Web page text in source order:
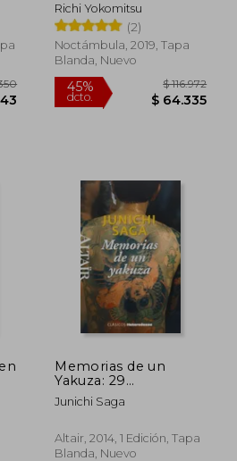
45%
dcto.
Richi Yokomitsu
(2)
Noctámbula, 2019, Tapa
Blanda, Nuevo
Memorias de un
Yakuza: 29
(Heterodoxos)
Junichi Saga
Altair, 2014, 1 Edición, Tapa
Blanda, Nuevo